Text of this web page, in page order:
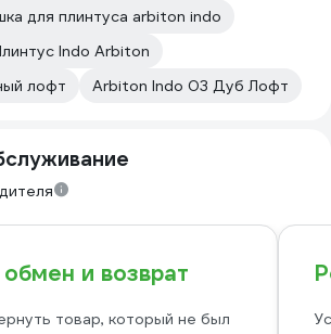
для плинтуса arbiton indo
Indo Arbiton
лофт
Arbiton Indo 03 Дуб Лофт
и возврат
товар, который не был